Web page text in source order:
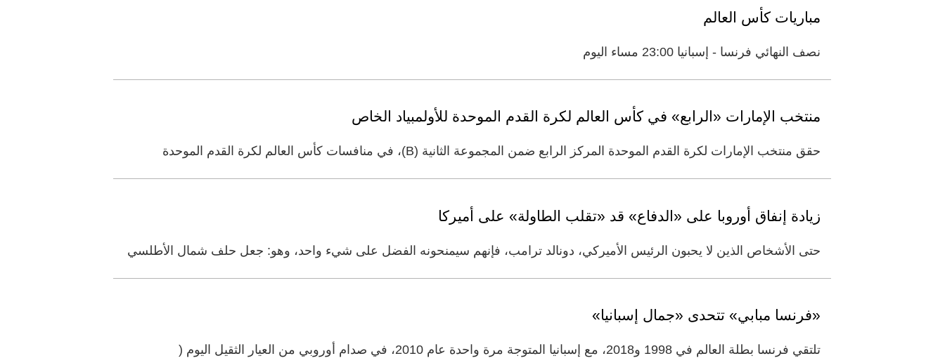
مباريات كأس العالم
نصف النهائي فرنسا - إسبانيا 23:00 مساء اليوم
منتخب الإمارات «الرابع» في كأس العالم لكرة القدم الموحدة للأولمبياد الخاص
حقق منتخب الإمارات لكرة القدم الموحدة المركز الرابع ضمن المجموعة الثانية (B)، في منافسات كأس العالم لكرة القدم الموحدة
زيادة إنفاق أوروبا على «الدفاع» قد «تقلب الطاولة» على أميركا
حتى الأشخاص الذين لا يحبون الرئيس الأميركي، دونالد ترامب، فإنهم سيمنحونه الفضل على شيء واحد، وهو: جعل حلف شمال الأطلسي
«فرنسا مبابي» تتحدى «جمال إسبانيا»
تلتقي فرنسا بطلة العالم في 1998 و2018، مع إسبانيا المتوجة مرة واحدة عام 2010، في صدام أوروبي من العيار الثقيل اليوم (